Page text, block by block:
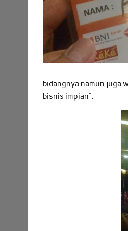
bidangnya namun juga
bisnis impian”.